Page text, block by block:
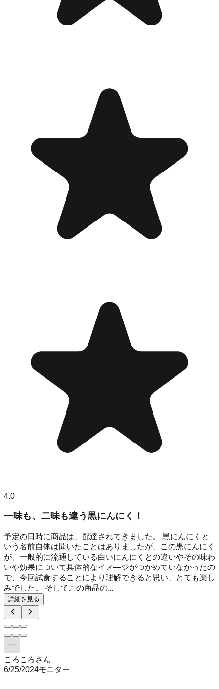
4.0
一味も、二味も違う黒にんにく！
予定の日時に商品は、配達されてきました。 黒にんにくと
いう名前自体は聞いたことはありましたが、この黒にんにく
が、一般的に流通している白いにんにくとの違いやその味わ
いや効果について具体的なイメ―ジがつかめていなかったの
で、今回試食することにより理解できると思い、とても楽し
みでした。 そしてこの商品の...
詳細を見る
ころころさん
6/25/2024モニター